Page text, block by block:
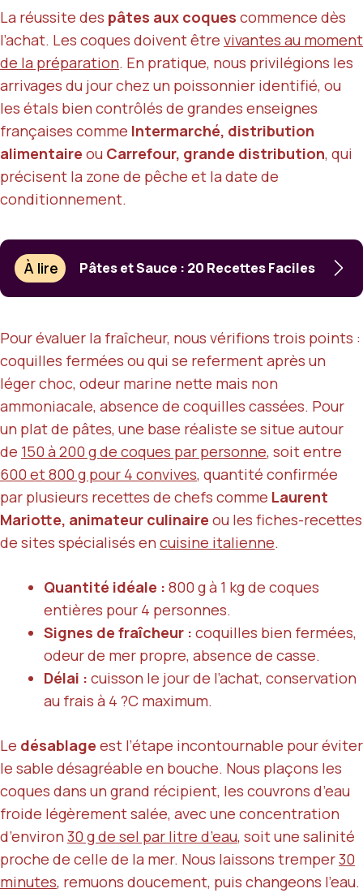
La réussite des pâtes aux coques commence dès
l’achat. Les coques doivent être vivantes au moment
de la préparation. En pratique, nous privilégions les
arrivages du jour chez un poissonnier identifié, ou
les étals bien contrôlés de grandes enseignes
françaises comme Intermarché, distribution
alimentaire ou Carrefour, grande distribution, qui
précisent la zone de pêche et la date de
conditionnement.
À lire Pâtes et Sauce : 20 Recettes Faciles
Pour évaluer la fraîcheur, nous vérifions trois points :
coquilles fermées ou qui se referment après un
léger choc, odeur marine nette mais non
ammoniacale, absence de coquilles cassées. Pour
un plat de pâtes, une base réaliste se situe autour
de 150 à 200 g de coques par personne, soit entre
600 et 800 g pour 4 convives, quantité confirmée
par plusieurs recettes de chefs comme Laurent
Mariotte, animateur culinaire ou les fiches-recettes
de sites spécialisés en cuisine italienne.
Quantité idéale : 800 g à 1 kg de coques
entières pour 4 personnes.
Signes de fraîcheur : coquilles bien fermées,
odeur de mer propre, absence de casse.
Délai : cuisson le jour de l’achat, conservation
au frais à 4 ?C maximum.
Le désablage est l’étape incontournable pour éviter
le sable désagréable en bouche. Nous plaçons les
coques dans un grand récipient, les couvrons d’eau
froide légèrement salée, avec une concentration
d’environ 30 g de sel par litre d’eau, soit une salinité
proche de celle de la mer. Nous laissons tremper30
minutes, remuons doucement, puis changeons l’eau.